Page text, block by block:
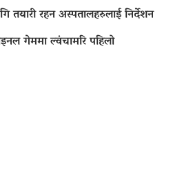
तयारी रहन अस्पतालहरुलाई निर्देशन
गेममा ल्वंचामरि पहिलो